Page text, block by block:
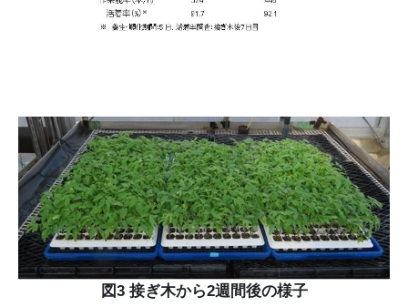
図3 接ぎ木から2週間後の様子